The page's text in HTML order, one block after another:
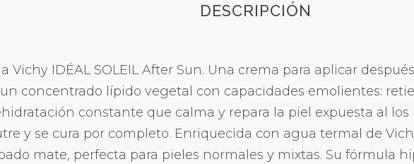
DESCRIPCIÓN
Vichy IDÉAL SOLEIL After Sun. Una crema para aplicar
concentrado lípido vegetal con capacidades emolientes:
constante que calma y repara la piel expuesta al los
y se cura por completo. Enriquecida con agua termal de
mate, perfecta para pieles normales y mixtas. Su fórmula